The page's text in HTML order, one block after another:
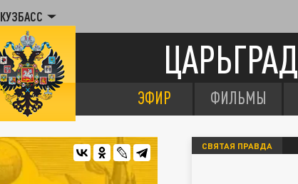
КУЗБАСС
ЦАРЬГРАД
ЭФИР ФИЛЬМЫ
СВЯТАЯ ПРАВДА